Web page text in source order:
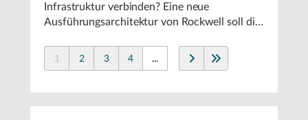
Infrastruktur verbinden? Eine neue
Ausführungsarchitektur von Rockwell soll die
vereinfachen und den autonomen
Fertigungsbetrieb unterstützen.
1 2 3 4 ...